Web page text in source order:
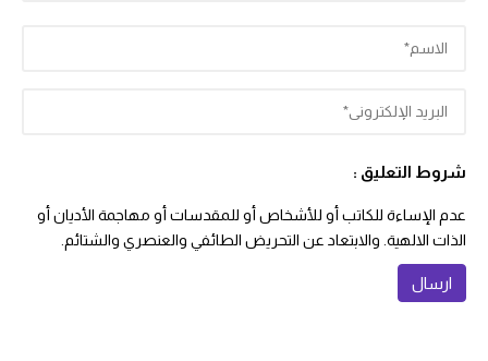
شروط التعليق :
عدم الإساءة للكاتب أو للأشخاص أو للمقدسات أو مهاجمة الأديان أو
الذات الالهية. والابتعاد عن التحريض الطائفي والعنصري والشتائم.